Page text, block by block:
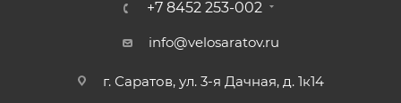
+7 8452 253-002
info@velosaratov.ru
г. Саратов, ул. 3-я Дачная, д. 1к14